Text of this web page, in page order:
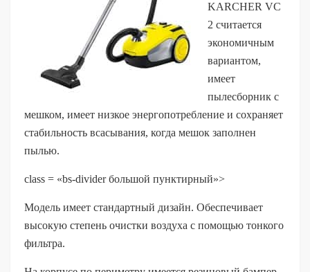
KARCHER VC
2 считается
экономичным
вариантом,
имеет
пылесборник с
мешком, имеет низкое энергопотребление и сохраняет
стабильность всасывания, когда мешок заполнен
пылью.
class = «bs-divider большой пунктирный»>
Модель имеет стандартный дизайн. Обеспечивает
высокую степень очистки воздуха с помощью тонкого
фильтра.